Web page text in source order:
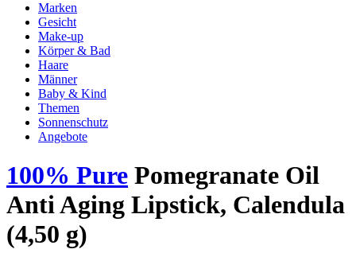
Marken
Gesicht
Make-up
Körper & Bad
Haare
Männer
Baby & Kind
Themen
Sonnenschutz
Angebote
100% Pure Pomegranate Oil
Anti Aging Lipstick, Calendula
(4,50 g)